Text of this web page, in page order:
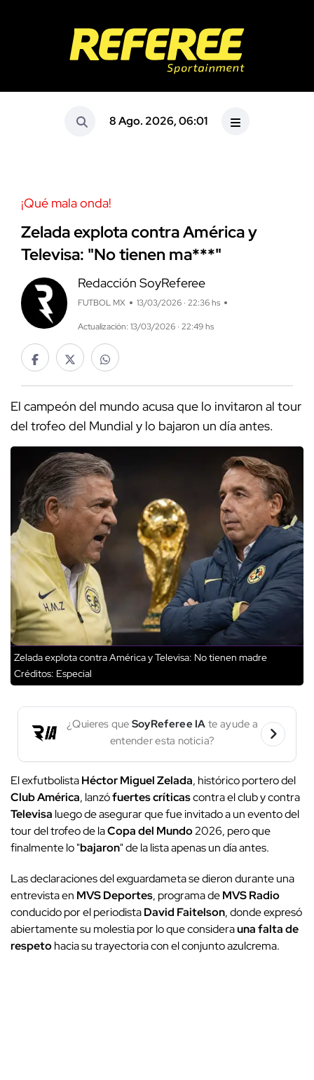
8 Ago. 2026, 06:01
¡Qué mala onda!
Zelada explota contra América y
Televisa: "No tienen ma***"
Redacción SoyReferee
FUTBOL MX 13/03/2026 · 22:36 hs
Actualización: 13/03/2026 · 22:49 hs
El campeón del mundo acusa que lo invitaron al tour
del trofeo del Mundial y lo bajaron un día antes.
Zelada explota contra América y Televisa: No tienen madre
Créditos: Especial
¿Quieres que SoyReferee IA te ayude a
entender esta noticia?
El exfutbolistaHéctor Miguel Zelada, histórico portero del
Club América, lanzófuertes críticascontra el club y contra
Televisa luego de asegurar que fue invitado a un evento del
tour del trofeo de laCopa del Mundo2026, pero que
finalmente lo "bajaron" de la lista apenas un día antes.
Las declaraciones del exguardameta se dieron durante una
entrevista en MVS Deportes, programa deMVS Radio
conducido por el periodistaDavid Faitelson, donde expresó
abiertamente su molestia por lo que considerauna falta de
respetohacia su trayectoria con el conjunto azulcrema.